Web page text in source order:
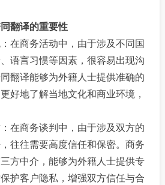
翻译的重要性
商务活动中，由于涉及不同国
语言习惯等因素，很容易出现沟
翻译能够为外籍人士提供准确的
好地了解当地文化和商业环境，
商务谈判中，由于涉及双方的
往往需要高度信任和保密。商务
方中介，能够为外籍人士提供专
护客户隐私，增强双方信任与合